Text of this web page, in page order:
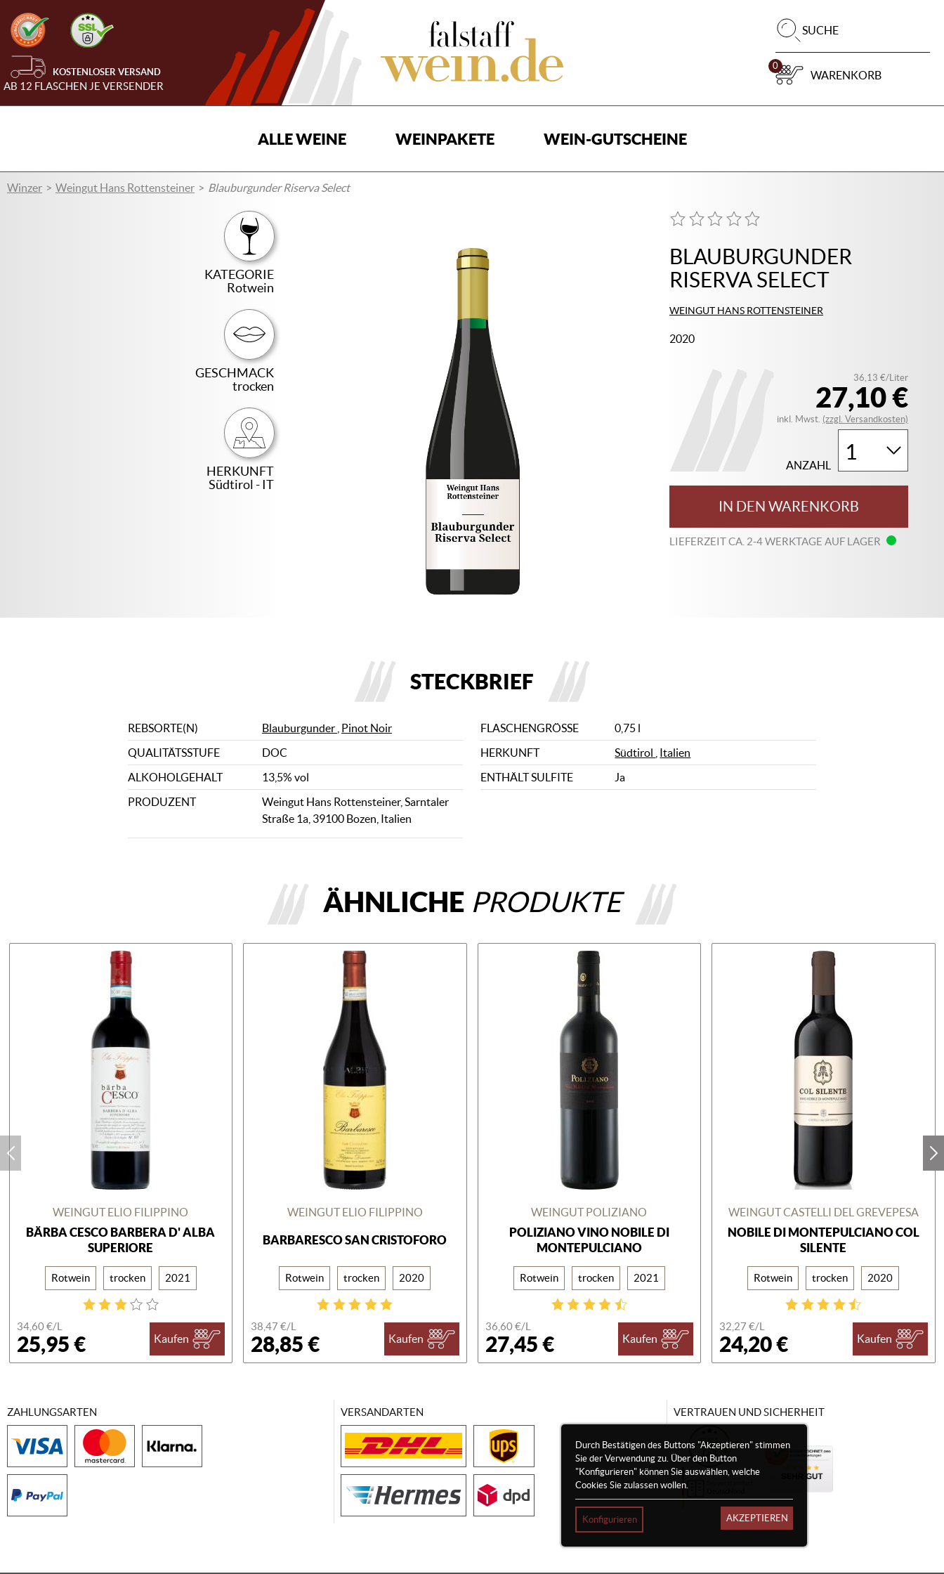
KOSTENLOSER VERSAND
AB 12 FLASCHEN JE VERSENDER
SUCHE
0
WARENKORB
ALLE WEINE WEINPAKETE WEIN-GUTSCHEINE
Winzer Weingut Hans Rottensteiner Blauburgunder Riserva Select
KATEGORIE
Rotwein
GESCHMACK
trocken
HERKUNFT
Südtirol - IT
BLAUBURGUNDER
RISERVA SELECT
WEINGUT HANS ROTTENSTEINER
2020
27,10 €
36,13 €/Liter
inkl. Mwst. (zzgl. Versandkosten)
ANZAHL
IN DEN WARENKORB
LIEFERZEIT CA. 2-4 WERKTAGE AUF LAGER
STECKBRIEF
REBSORTE(N) Blauburgunder Pinot Noir FLASCHENGRÖSSE
0,75 l
QUALITÄTSSTUFE
DOC HERKUNFT Südtirol
Italien
ALKOHOLGEHALT
13,5% vol ENTHÄLT SULFITE
Ja
PRODUZENT
Weingut Hans Rottensteiner, Sarntaler
Straße 1a, 39100 Bozen, Italien
ÄHNLICHE PRODUKTE
WEINGUT ELIO FILIPPINO
BÄRBA CESCO BARBERA D' ALBA
SUPERIORE
Rotwein trocken 2021
34,60 €/L
25,95 € Kaufen
WEINGUT ELIO FILIPPINO
BARBARESCO SAN CRISTOFORO
Rotwein trocken 2020
38,47 €/L
28,85 € Kaufen
WEINGUT POLIZIANO
POLIZIANO VINO NOBILE DI
MONTEPULCIANO
Rotwein trocken 2021
36,60 €/L
27,45 € Kaufen
WEINGUT CASTELLI DEL GREVEPESA
NOBILE DI MONTEPULCIANO COL
SILENTE
Rotwein trocken 2020
32,27 €/L
24,20 € Kaufen
Durch Bestätigen des Buttons "Akzeptieren" stimmen
Sie der Verwendung zu. Über den Button
"Konfigurieren" können Sie auswählen, welche
Cookies Sie zulassen wollen.
Konfigurieren AKZEPTIEREN
ZAHLUNGSARTEN VERSANDARTEN VERTRAUEN UND SICHERHEIT